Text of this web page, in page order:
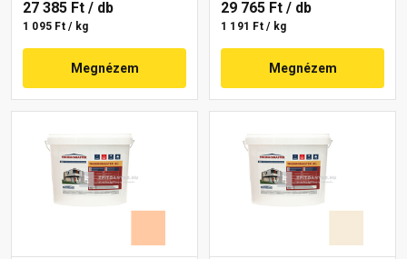
27 385 Ft / db
1 095 Ft / kg
Megnézem
29 765 Ft / db
1 191 Ft / kg
Megnézem